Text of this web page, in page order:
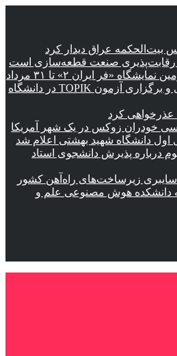
بیت‌الحکمه عراق دیدار کرد
رقابت‌پذیری صنعت قطعه‌سازی است
«فر ایران ۲» تا ۳۱ مرداد
راه‌اندازی رشته کره‌ای و برگزاری آزمون TOPIK در دانشگاه
عذرخواهی کرد
خودران زوکس در یک شهر آمریکا
اول دانشگاه شهید بهشتی اعلام شد
درباره پذیرش دانشجوی استاد
زیرساخت‌های راه‌آهن کشور
به دانشکده هوش مصنوعی علم و